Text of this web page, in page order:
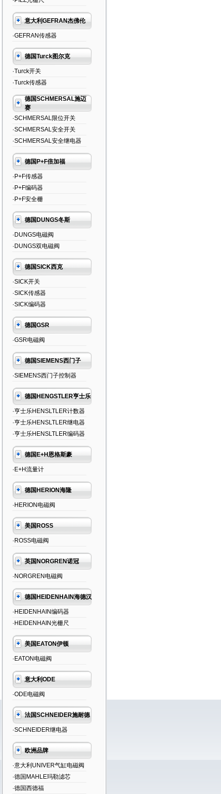
意大利GEFRAN杰佛伦
·GEFRAN传感器
德国Turck图尔克
·Turck开关
·Turck传感器
德国SCHMERSAL施迈
赛
·SCHMERSAL限位开关
·SCHMERSAL安全开关
·SCHMERSAL安全继电器
德国P+F倍加福
·P+F传感器
·P+F编码器
·P+F安全栅
德国DUNGS冬斯
·DUNGS电磁阀
·DUNGS双电磁阀
德国SICK西克
·SICK开关
·SICK传感器
·SICK编码器
德国GSR
·GSR电磁阀
德国SIEMENS西门子
·SIEMENS西门子控制器
德国HENGSTLER亨士乐
·亨士乐HENSLTLER计数器
·亨士乐HENSLTLER继电器
·亨士乐HENSLTLER编码器
德国E+H恩格斯豪
·E+H流量计
德国HERION海隆
·HERION电磁阀
美国ROSS
·ROSS电磁阀
英国NORGREN诺冠
·NORGREN电磁阀
德国HEIDENHAIN海德汉
·HEIDENHAIN编码器
·HEIDENHAIN光栅尺
美国EATON伊顿
·EATON电磁阀
意大利ODE
·ODE电磁阀
法国SCHNEIDER施耐德
·SCHNEIDER继电器
欧洲品牌
·意大利UNIVER气缸电磁阀
·德国MAHLE玛勒滤芯
·德国西德福